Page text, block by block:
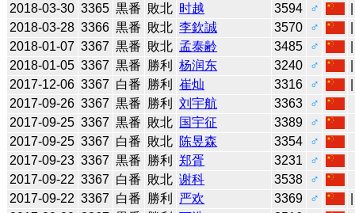
2018-03-30 3365 黒番 敗北 时越 3594 ♂
2018-03-28 3366 黒番 敗北 李欽誠 3570 ♂
2018-01-07 3367 黒番 敗北 孟泰齢 3485 ♂
2018-01-05 3367 黒番 勝利 杨润东 3240 ♂
2017-12-06 3367 白番 勝利 崔灿 3316 ♂
2017-09-26 3367 黒番 勝利 刘宇航 3363
♂
2017-09-25 3367 黒番 敗北 国宇征 3389
♂
2017-09-25 3367 白番 敗北 陈昱森 3354
♂
2017-09-23 3367 黒番 勝利 郑胥 3231
♂
2017-09-22 3367 白番 敗北 谢科 3538
♂
2017-09-22 3367 白番 勝利 严欢 3369 ♂